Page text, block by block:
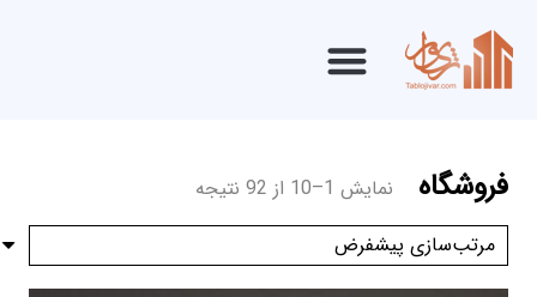
فروشگاه نمایش 1–10 از 92 نتیجه